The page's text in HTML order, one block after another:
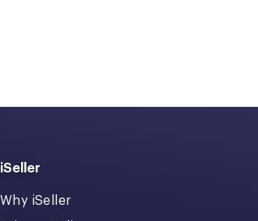
iSeller
Why iSeller